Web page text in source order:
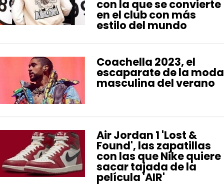
con la que se convierte
en el club con más
estilo del mundo
Coachella 2023, el
escaparate de la moda
masculina del verano
Air Jordan 1 'Lost &
Found', las zapatillas
con las que Nike quiere
sacar tajada de la
película 'AIR'